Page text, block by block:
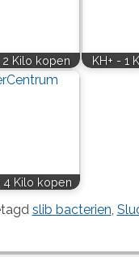
2 Kilo kopen KH+ - 1
4 Kilo kopen
slib bacterien,